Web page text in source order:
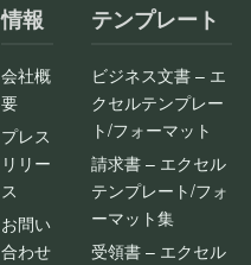
情報
会社概
要
プレス
リリー
ス
お問い
合わせ
テンプレート
ビジネス文書 – エ
クセルテンプレー
ト/フォーマット
請求書 – エクセル
テンプレート/フォ
ーマット集
受領書 – エクセル